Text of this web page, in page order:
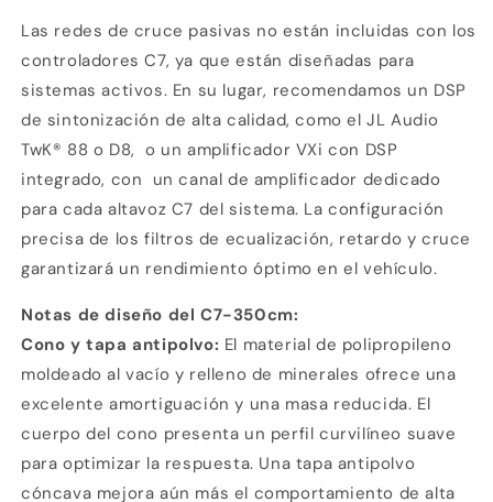
Las redes de cruce pasivas no están incluidas con los
controladores C7, ya que están diseñadas para
sistemas activos. En su lugar, recomendamos un DSP
de sintonización de alta calidad, como el JL Audio
TwK® 88 o D8, o un amplificador VXi con DSP
integrado, con un canal de amplificador dedicado
para cada altavoz C7 del sistema. La configuración
precisa de los filtros de ecualización, retardo y cruce
garantizará un rendimiento óptimo en el vehículo.
Notas de diseño del C7-350cm:
Cono y tapa antipolvo: El material de polipropileno
moldeado al vacío y relleno de minerales ofrece una
excelente amortiguación y una masa reducida. El
cuerpo del cono presenta un perfil curvilíneo suave
para optimizar la respuesta. Una tapa antipolvo
cóncava mejora aún más el comportamiento de alta